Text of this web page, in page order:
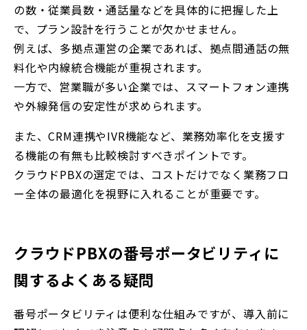
の数・従業員数・通話量などを具体的に把握した上
で、プラン設計を行うことが欠かせません。
例えば、多拠点運営の企業であれば、拠点間通話の無
料化や内線統合機能が重視されます。
一方で、営業職が多い企業では、スマートフォン連携
や外線発信の安定性が求められます。
また、CRM連携やIVR機能など、業務効率化を支援す
る機能の有無も比較検討すべきポイントです。
クラウドPBXの選定では、コストだけでなく業務フロ
ー全体の最適化を視野に入れることが重要です。
クラウドPBXの番号ポータビリティに
関するよくある疑問
番号ポータビリティは便利な仕組みですが、導入前に